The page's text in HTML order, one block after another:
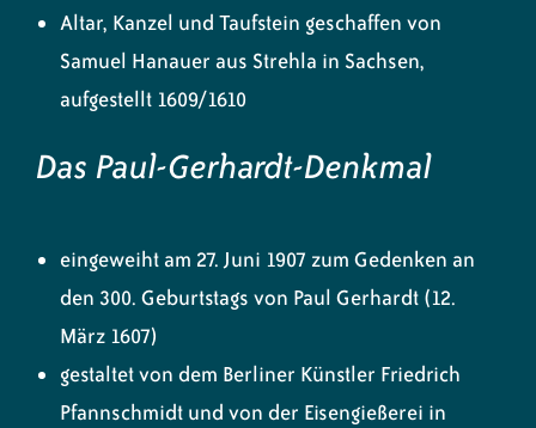
Altar, Kanzel und Taufstein geschaffen von
Samuel Hanauer aus Strehla in Sachsen,
aufgestellt 1609/1610
Das Paul-Gerhardt-Denkmal
eingeweiht am 27. Juni 1907 zum Gedenken an
den 300. Geburtstags von Paul Gerhardt (12.
März 1607)
gestaltet von dem Berliner Künstler Friedrich
Pfannschmidt und von der Eisengießerei in